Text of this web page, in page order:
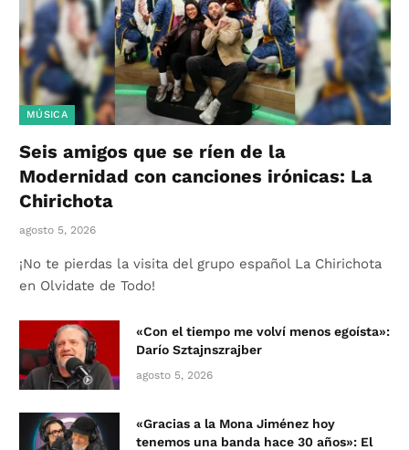
MÚSICA
Seis amigos que se ríen de la
Modernidad con canciones irónicas: La
Chirichota
agosto 5, 2026
¡No te pierdas la visita del grupo español La Chirichota
en Olvidate de Todo!
«Con el tiempo me volví menos egoísta»:
Darío Sztajnszrajber
agosto 5, 2026
«Gracias a la Mona Jiménez hoy
tenemos una banda hace 30 años»: El